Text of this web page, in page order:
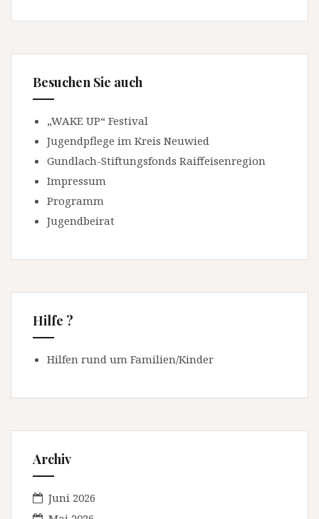
Besuchen Sie auch
„WAKE UP“ Festival
Jugendpflege im Kreis Neuwied
Gundlach-Stiftungsfonds Raiffeisenregion
Impressum
Programm
Jugendbeirat
Hilfe ?
Hilfen rund um Familien/Kinder
Archiv
Juni 2026